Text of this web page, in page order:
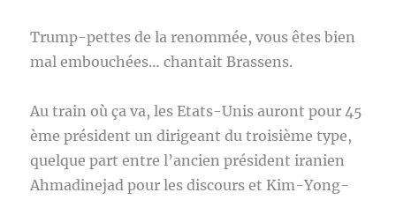
Trump-pettes de la renommée, vous êtes bien
mal embouchées… chantait Brassens.
Au train où ça va, les Etats-Unis auront pour 45
ème président un dirigeant du troisième type,
quelque part entre l’ancien président iranien
Ahmadinejad pour les discours et Kim-Yong-